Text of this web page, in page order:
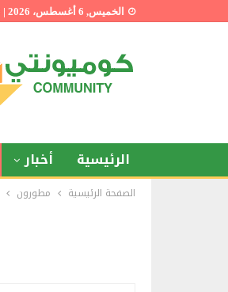
الخميس, 6 أغسطس، 2026 | 10:26 م
الرئيسية أخبار
الصفحة الرئيسية مطورون